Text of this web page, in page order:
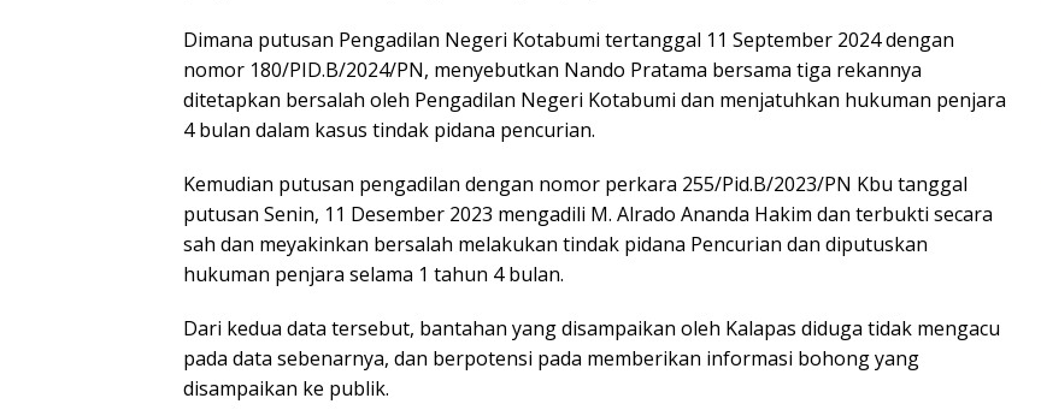
Dimana putusan Pengadilan Negeri Kotabumi tertanggal 11 September 2024 dengan
nomor 180/PID.B/2024/PN, menyebutkan Nando Pratama bersama tiga rekannya
ditetapkan bersalah oleh Pengadilan Negeri Kotabumi dan menjatuhkan hukuman penjara
4 bulan dalam kasus tindak pidana pencurian.
Kemudian putusan pengadilan dengan nomor perkara 255/Pid.B/2023/PN Kbu tanggal
putusan Senin, 11 Desember 2023 mengadili M. Alrado Ananda Hakim dan terbukti secara
sah dan meyakinkan bersalah melakukan tindak pidana Pencurian dan diputuskan
hukuman penjara selama 1 tahun 4 bulan.
Dari kedua data tersebut, bantahan yang disampaikan oleh Kalapas diduga tidak mengacu
pada data sebenarnya, dan berpotensi pada memberikan informasi bohong yang
disampaikan ke publik.